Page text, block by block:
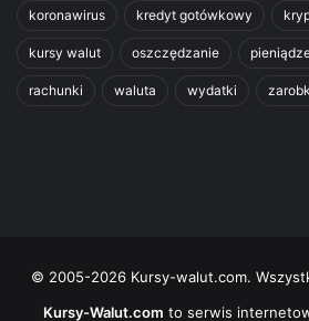
koronawirus kredyt gotówkowy
kursy walut oszczędzanie
rachunki waluta wydatki
© 2005-2026 Kursy-walut.com.
Kursy-Walut.com to serwis